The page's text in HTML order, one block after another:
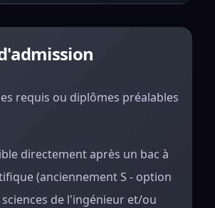
requis ou diplômes préalables
directement après un bac à
(anciennement S - option
de l'ingénieur et/ou